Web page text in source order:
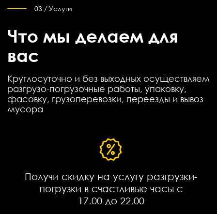
03 / Услуги
Что мы делаем для
вас
Круглосуточно и без выходных осуществляем
разгрузо-погрузочные работы, упаковку,
фасовку, грузоперевозки, переезды и вывоз
мусора
Получи скидку на услугу разгрузки-
погрузки в счастливые часы с
17.00 до 22.00